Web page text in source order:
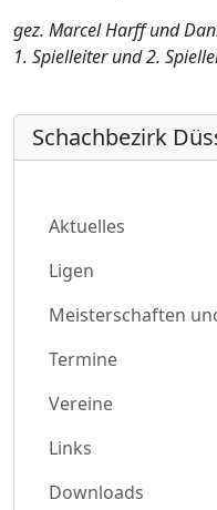
gez. Marcel Harff und
1. Spielleiter und 2.
Schachbezirk
Aktuelles
Ligen
Meisterschaften
Termine
Vereine
Links
Downloads